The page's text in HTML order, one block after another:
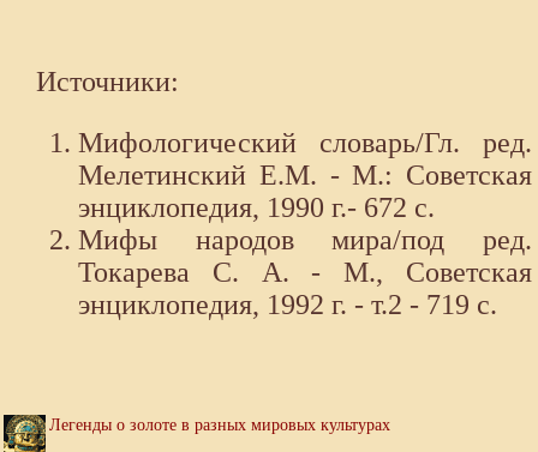
Источники:
Мифологический словарь/Гл. ред.
Мелетинский Е.М. - М.: Советская
энциклопедия, 1990 г.- 672 с.
Мифы народов мира/под ред.
Токарева С. А. - М., Советская
энциклопедия, 1992 г. - т.2 - 719 с.
Легенды о золоте в разных мировых культурах